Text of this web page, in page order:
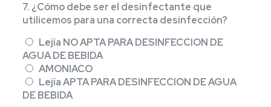
7. ¿Cómo debe ser el desinfectante que
utilicemos para una correcta desinfección?
Lejía NO APTA PARA DESINFECCION DE
AGUA DE BEBIDA
AMONIACO
Lejía APTA PARA DESINFECCION DE AGUA
DE BEBIDA